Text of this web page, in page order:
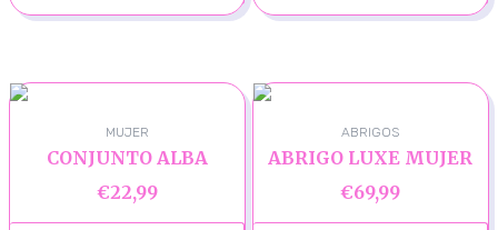
MUJER
CONJUNTO ALBA
€22,99
ABRIGOS
ABRIGO LUXE MUJER
€69,99